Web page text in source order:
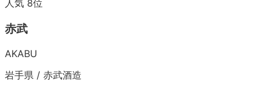
人気 8位
赤武
AKABU
岩手県 / 赤武酒造